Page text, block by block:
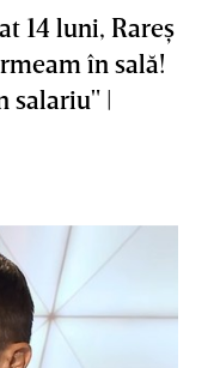
14 luni, Rareş
în sală!
salariu" |